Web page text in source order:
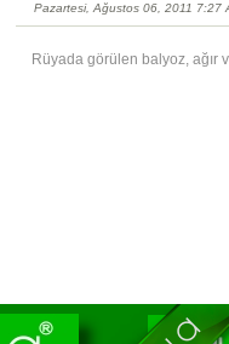
Pazartesi, Ağustos 06, 2011 7:27
Rüyada görülen balyoz, ağır